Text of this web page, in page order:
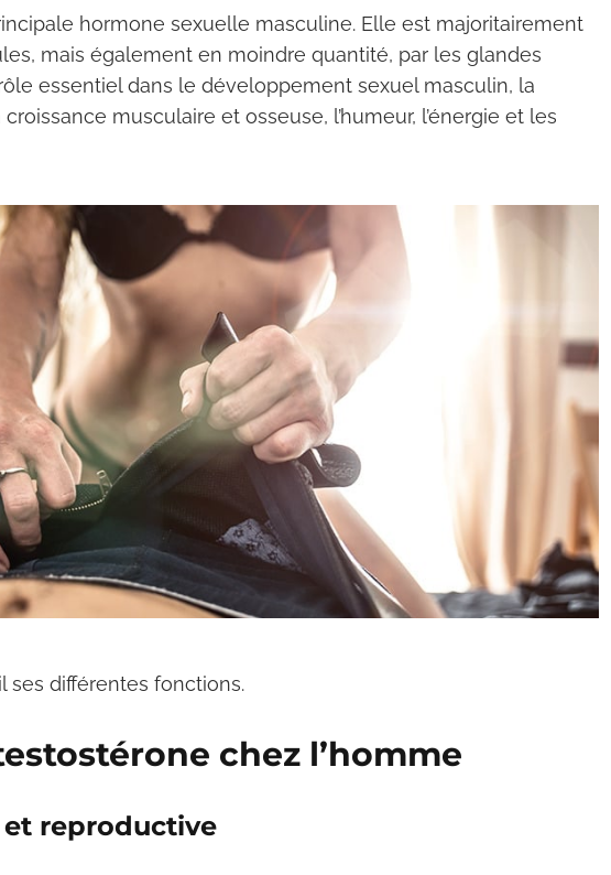
hormone sexuelle masculine. Elle est majoritairement
mais également en moindre quantité, par les glandes
essentiel dans le développement sexuel masculin, la
musculaire et osseuse, l’humeur, l’énergie et les
ses différentes fonctions.
chez l’homme
et reproductive